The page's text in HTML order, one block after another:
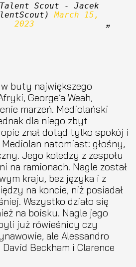
Scout - Jacek
March 15,
2023
buty największego
George’a Weah,
marzeń. Mediolański
dla niego zbyt
znał dotąd tylko spokój i
natomiast: głośny,
Jego koledzy z zespołu
na ramionach. Nagle został
kraju, bez języka i z
na koncie, niż posiadał
Wszystko działo się
na boisku. Nagle jego
już rówieśnicy czy
ale Alessandro
Beckham i Clarence